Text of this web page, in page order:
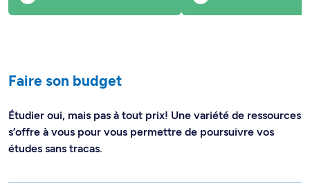
Faire son budget
Étudier oui, mais pas à tout prix! Une variété de ressources
s’offre à vous pour vous permettre de poursuivre vos
études sans tracas.